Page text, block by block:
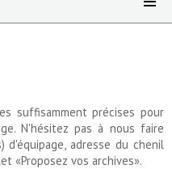
suffisamment précises pour
N'hésitez pas à nous faire
d'équipage, adresse du chenil
«Proposez vos archives».